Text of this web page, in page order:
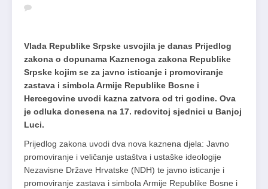
Vlada Republike Srpske usvojila je danas Prijedlog
zakona o dopunama Kaznenoga zakona Republike
Srpske kojim se za javno isticanje i promoviranje
zastava i simbola Armije Republike Bosne i
Hercegovine uvodi kazna zatvora od tri godine. Ova
je odluka donesena na 17. redovitoj sjednici u Banjoj
Luci.
Prijedlog zakona uvodi dva nova kaznena djela: Javno
promoviranje i veličanje ustaštva i ustaške ideologije
Nezavisne Države Hrvatske (NDH) te javno isticanje i
promoviranje zastava i simbola Armije Republike Bosne i